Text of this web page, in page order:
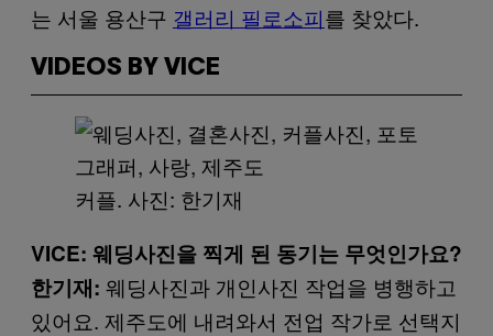
는 서울 용산구 갤러리 필로소피를 찾았다.
VIDEOS BY VICE
​커플. 사진: 한기재
VICE: 웨딩사진을 찍게 된 동기는 무엇인가요?
한기재: 웨딩사진과 개인사진 작업을 병행하고
있어요. 제주도에 내려와서 전업 작가로 선택지